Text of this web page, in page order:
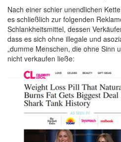
Nach einer schier unendlichen
es schließlich zur folgenden
Schlankheitsmittel, dessen
dass es sich ohne illegale und
„dumme Menschen, die ohne Sinn
nicht verkaufen ließe: